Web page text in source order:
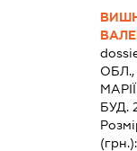
БУД.